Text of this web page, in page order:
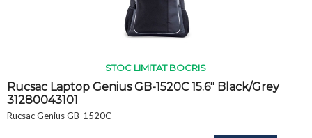
STOC LIMITAT BOCRIS
Rucsac Laptop Genius GB-1520C 15.6" Black/Grey
31280043101
Rucsac Genius GB-1520C